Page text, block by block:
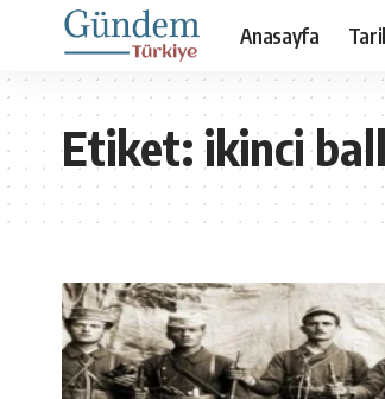
Anasayfa
Etiket:ikinci